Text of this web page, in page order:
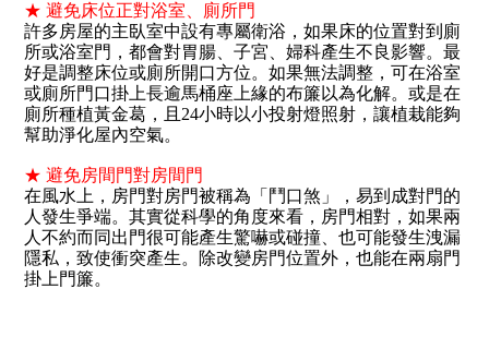
★ 避免床位正對浴室、廁所門
許多房屋的主臥室中設有專屬衛浴，如果床的位置對到廁
所或浴室門，都會對胃腸、子宮、婦科產生不良影響。最
好是調整床位或廁所開口方位。如果無法調整，可在浴室
或廁所門口掛上長逾馬桶座上緣的布簾以為化解。或是在
廁所種植黃金葛，且24小時以小投射燈照射，讓植栽能夠
幫助淨化屋內空氣。
★ 避免房間門對房間門
在風水上，房門對房門被稱為「鬥口煞」，易到成對門的
人發生爭端。其實從科學的角度來看，房門相對，如果兩
人不約而同出門很可能產生驚嚇或碰撞、也可能發生洩漏
隱私，致使衝突產生。除改變房門位置外，也能在兩扇門
掛上門簾。